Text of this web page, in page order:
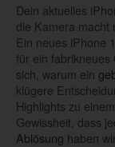
Dein aktuelles
die Kamera macht
Ein neues iPhone
für ein fabrikneues
sich, warum ein
klügere
Highlights zu
Gewissheit, dass
Ablösung haben